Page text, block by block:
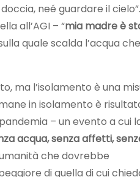
neé guardare il
all’AGI – “mia madre è
quale scalda l’acqua
ma l’isolamento è una
in isolamento è
– un evento a cui
acqua, senza affetti,
che dovrebbe
di quella di cui